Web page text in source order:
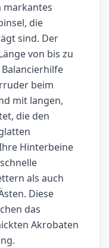
markantes
die
sind. Der
von bis zu
beim
mit langen,
die den
Hinterbeine
als auch
Diese
das
Akrobaten